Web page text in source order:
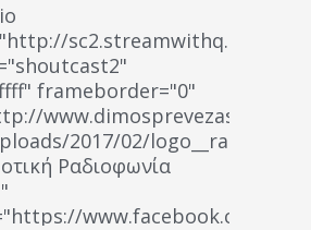
frameborder="0"
www.dimosprevezas.gr/wp-
2017/02/
Ραδιοφωνία
www.facebook.com/